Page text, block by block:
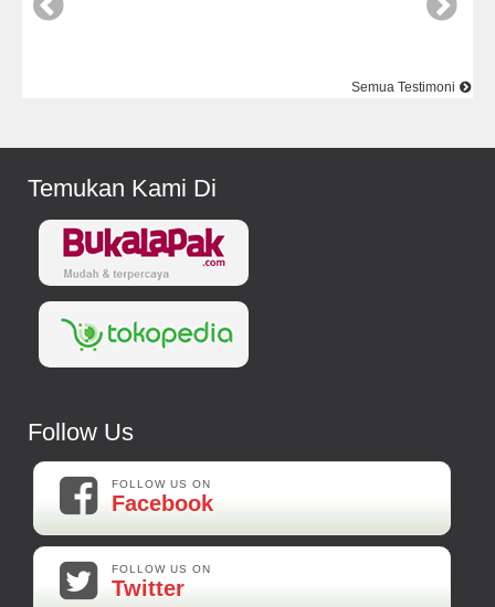
Semua Testimoni
Temukan Kami Di
Follow Us
FOLLOW US ON
Facebook
FOLLOW US ON
Twitter